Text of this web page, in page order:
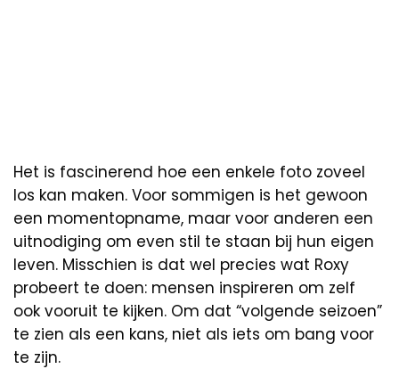
Het is fascinerend hoe een enkele foto zoveel
los kan maken. Voor sommigen is het gewoon
een momentopname, maar voor anderen een
uitnodiging om even stil te staan bij hun eigen
leven. Misschien is dat wel precies wat Roxy
probeert te doen: mensen inspireren om zelf
ook vooruit te kijken. Om dat “volgende seizoen”
te zien als een kans, niet als iets om bang voor
te zijn.